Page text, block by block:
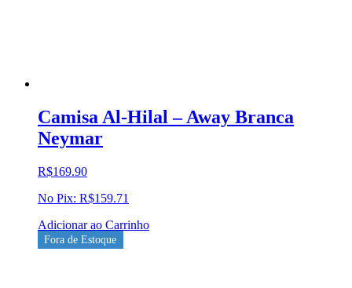
Camisa Al-Hilal – Away Branca
Neymar
R$169.90
No Pix: R$159.71
Adicionar ao Carrinho
Fora de Estoque